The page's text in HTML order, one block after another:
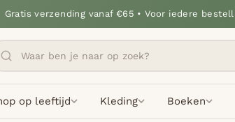
Gratis verzending vanaf €65 • Voor iedere
op leeftijd Kleding Boeken